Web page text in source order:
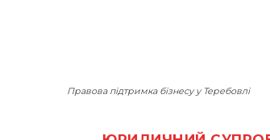
Правова підтримка бізнесу у Теребовлі